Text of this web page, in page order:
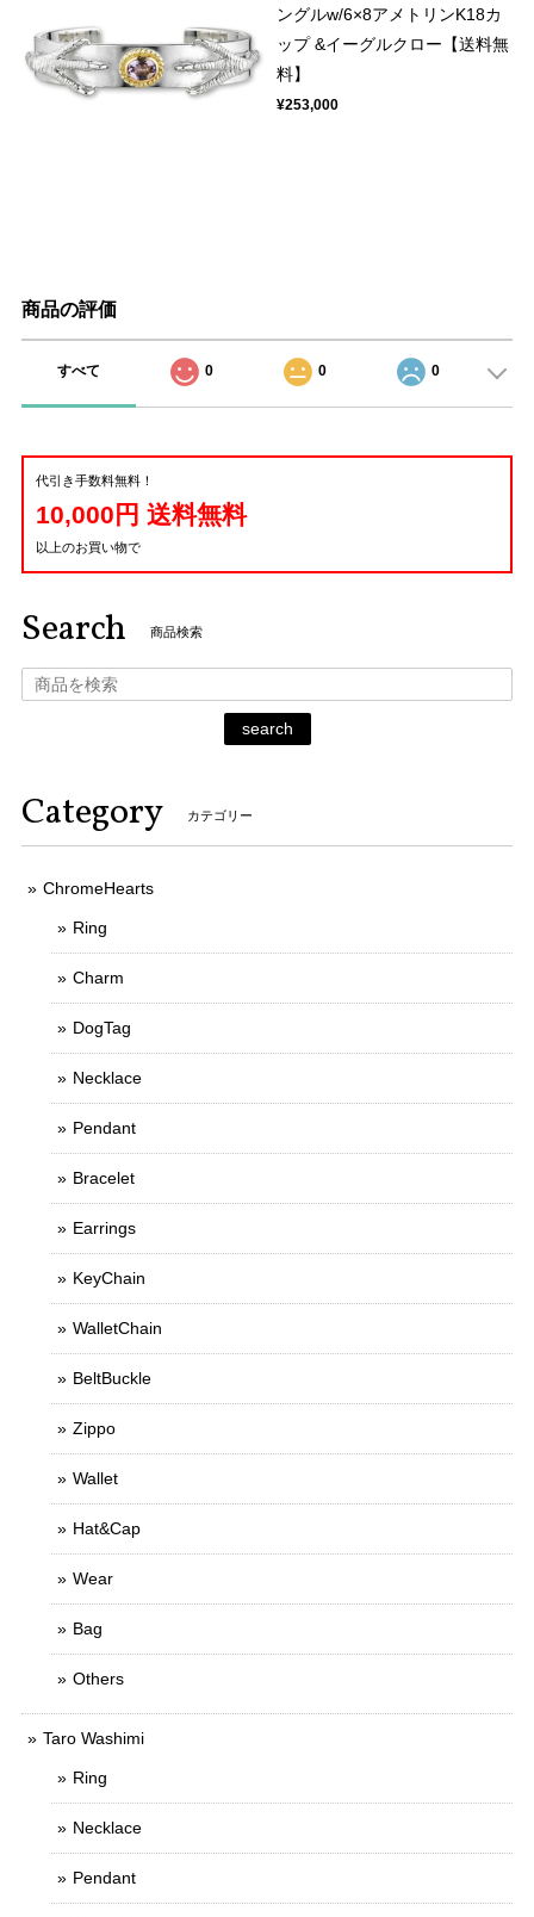
ングルw/6×8アメトリンK18カ
ップ &イーグルクロー【送料無
料】
¥253,000
商品の評価
すべて 0 0 0
代引き手数料無料！
10,000円 送料無料
以上のお買い物で
Search 商品検索
search
Category カテゴリー
ChromeHearts
Ring
Charm
DogTag
Necklace
Pendant
Bracelet
Earrings
KeyChain
WalletChain
BeltBuckle
Zippo
Wallet
Hat&Cap
Wear
Bag
Others
Taro Washimi
Ring
Necklace
Pendant